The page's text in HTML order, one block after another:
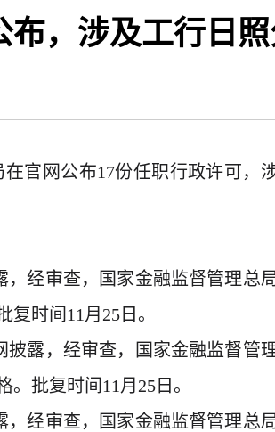
，涉及工行日
官网公布17份任职行政许可，
经审查，国家金融监督管理总
时间11月25日。
披露，经审查，国家金融监督管
批复时间11月25日。
，经审查，国家金融监督管理总